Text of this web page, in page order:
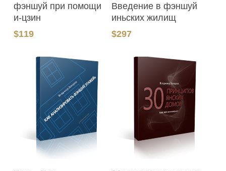
фэншуй при помощи
и-цзин
$119
Введение в фэншуй
иньских жилищ
$297